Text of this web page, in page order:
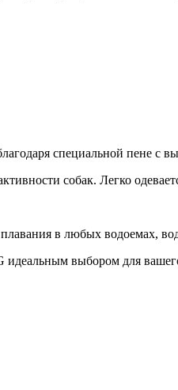
специальной пене с
собак. Легко
в любых водоемах,
идеальным выбором для